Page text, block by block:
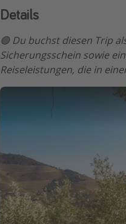
Details
🟢 Du buchst diesen Trip
Sicherungsschein sowie
Reiseleistungen, die in